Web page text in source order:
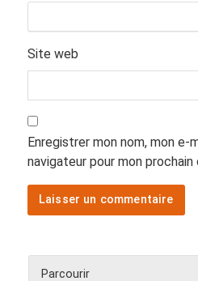
Site web
Enregistrer mon nom, mon
navigateur pour mon
Parcourir